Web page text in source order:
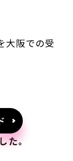
大阪での受
た。